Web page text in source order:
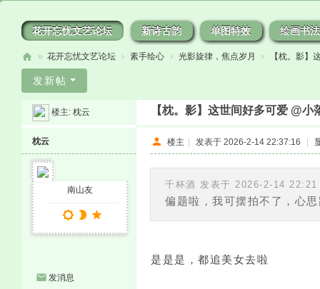
花开忘忧文艺论坛 新诗古韵 单图特效 绘画书法
忧
» 花开忘忧文艺论坛 › 素手绘心 › 光影旋律，焦点岁月 › 【枕。影】
发新帖
楼主: 枕云 【枕。影】这世间好多可爱 @小
枕云
南山友
发消息
楼主 | 发表于 2026-2-14 22:37:16 |
千杯酒 发表于 2026-2-14 22:21
偏题啦，我可摆拍不了，心
是是是，都追美女去啦